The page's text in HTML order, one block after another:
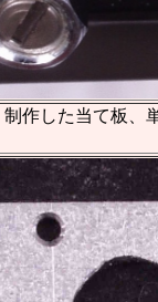
作した当て板、